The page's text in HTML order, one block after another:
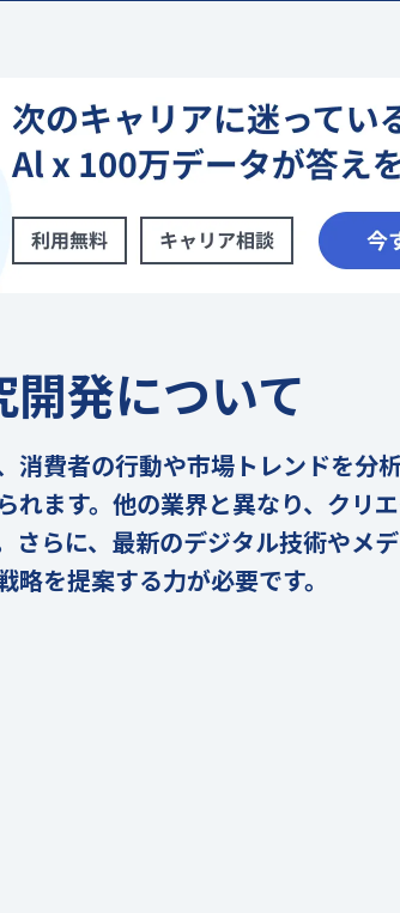
発について
消費者の行動や市場トレンドを分
れます。他の業界と異なり、クリ
さらに、最新のデジタル技術やメ
を提案する力が必要です。